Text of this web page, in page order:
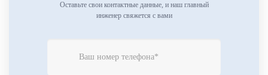
Оставьте свои контактные данные, и наш главный
инженер свяжется с вами